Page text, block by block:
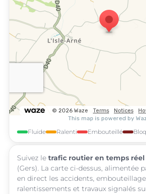
Fluide Ralenti Embouteillé
Suivez le trafic routier en temps réel
(Gers). La carte ci-dessus, alimentée
en direct les accidents,
ralentissements et travaux signalés